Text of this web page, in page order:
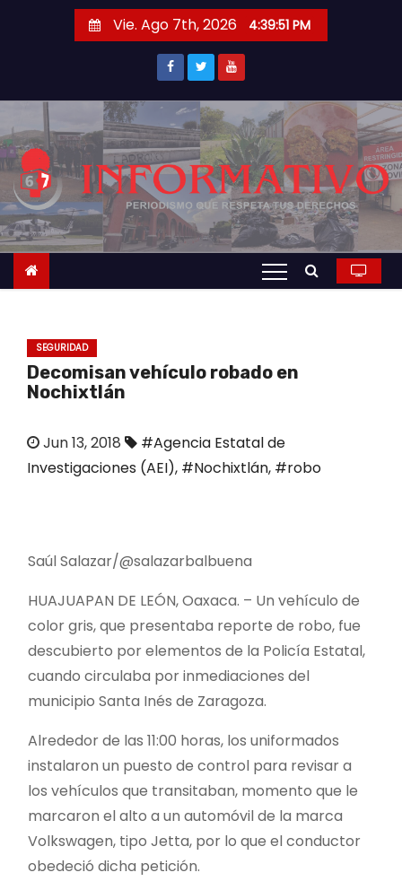
r
a
c
o
t
Vie. Ago 7th, 2026 4:39:52 PM
SEGURIDAD
Decomisan vehículo robado en
Nochixtlán
Jun 13, 2018
#Agencia Estatal de
Investigaciones (AEI), #Nochixtlán, #robo
Saúl Salazar/@salazarbalbuena
HUAJUAPAN DE LEÓN, Oaxaca. – Un vehículo de
color gris, que presentaba reporte de robo, fue
descubierto por elementos de la Policía Estatal,
cuando circulaba por inmediaciones del
municipio Santa Inés de Zaragoza.
Alrededor de las 11:00 horas, los uniformados
instalaron un puesto de control para revisar a
los vehículos que transitaban, momento que le
marcaron el alto a un automóvil de la marca
Volkswagen, tipo Jetta, por lo que el conductor
obedeció dicha petición.